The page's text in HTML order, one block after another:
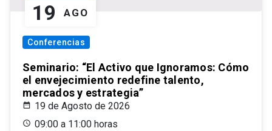
19 AGO
Conferencias
Seminario: “El Activo que Ignoramos: Cómo
el envejecimiento redefine talento,
mercados y estrategia”
19 de Agosto de 2026
09:00 a 11:00 horas